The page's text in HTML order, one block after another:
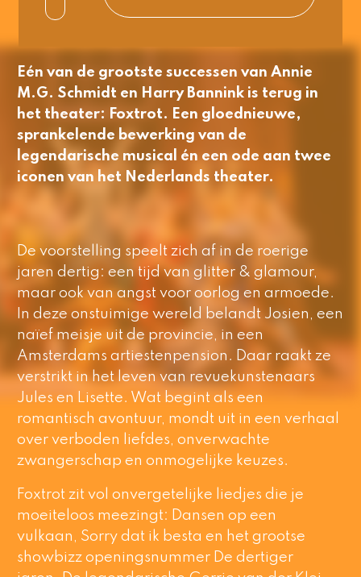
t/m 26 jaar &
student
Eén van de grootste successen van Annie
M.G. Schmidt en Harry Bannink is terug in
het theater: Foxtrot. Een gloednieuwe,
sprankelende bewerking van de
legendarische musical én een ode aan twee
iconen van het Nederlands theater.
De voorstelling speelt zich af in de roerige
jaren dertig: een tijd van glitter & glamour,
maar ook van angst voor oorlog en armoede.
In deze onstuimige wereld belandt Josien, een
naïef meisje uit de provincie, in een
Amsterdams artiestenpension. Daar raakt ze
verstrikt in het leven van revuekunstenaars
Jules en Lisette. Wat begint als een
romantisch avontuur, mondt uit in een verhaal
over verboden liefdes, onverwachte
zwangerschap en onmogelijke keuzes.
Foxtrot zit vol onvergetelijke liedjes die je
moeiteloos meezingt: Dansen op een
vulkaan, Sorry dat ik besta en het grootse
showbizz openingsnummer De dertiger